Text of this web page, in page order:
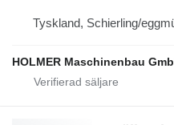
Tyskland, Schierling/
HOLMER Maschinenbau